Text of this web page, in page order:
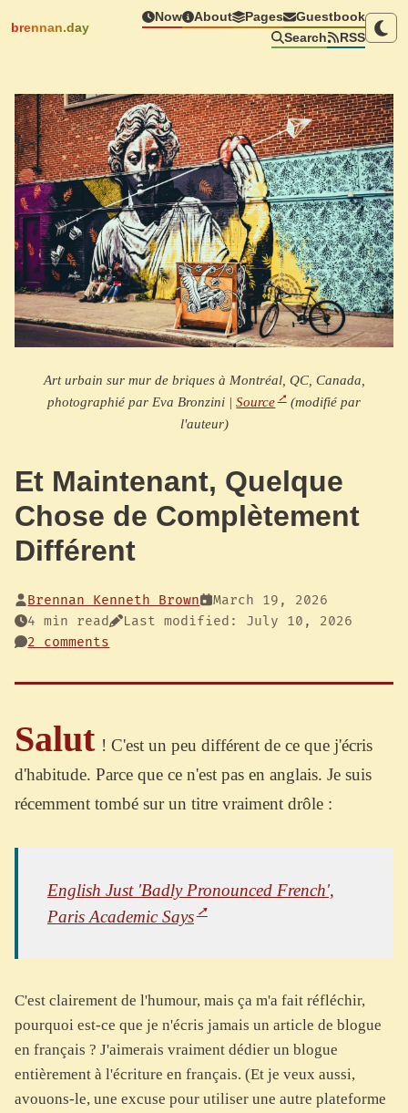
brennan.day
Now About Pages
Guestbook
Search
RSS
Art urbain sur mur de briques à Montréal, QC, Canada,
photographié par Eva Bronzini |Source
(modifié par
l'auteur)
Et Maintenant, Quelque
Chose de Complètement
Différent
Brennan Kenneth Brown
March 19, 2026
4 min read
Last modified: July 10, 2026
2 comments
Salut ! C'est un peu différent de ce que j'écris
d'habitude. Parce que ce n'est pas en anglais. Je suis
récemment tombé sur un titre vraiment drôle :
English Just 'Badly Pronounced French',
Paris Academic Says
C'est clairement de l'humour, mais ça m'a fait réfléchir,
pourquoi est-ce que je n'écris jamais un article de blogue
en français ? J'aimerais vraiment dédier un blogue
entièrement à l'écriture en français. (Et je veux aussi,
avouons-le, une excuse pour utiliser une autre plateforme